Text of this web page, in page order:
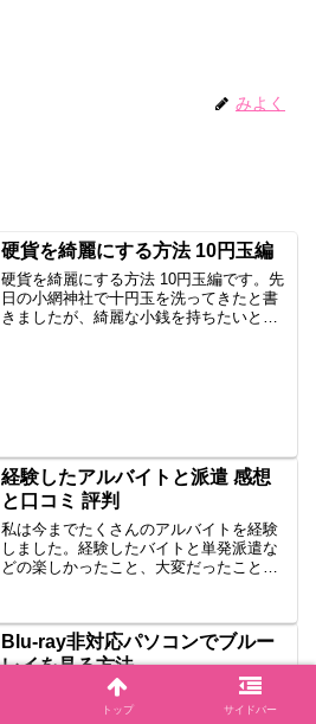
みよく
硬貨を綺麗にする方法 10円玉編
硬貨を綺麗にする方法 10円玉編です。先
日の小網神社で十円玉を洗ってきたと書
きましたが、綺麗な小銭を持ちたいと思
経験したアルバイトと派遣 感想
と口コミ 評判
私は今までたくさんのアルバイトを経験
しました。経験したバイトと単発派遣な
どの楽しかったこと、大変だったことを
貰えたこと大変だったこと：冷蔵庫の中
が寒い廃棄物のおにぎりで...
Blu-ray非対応パソコンでブルー
レイを見る方法
Blu-ray非対応パソコンでブルーレイを見
る方法です。こんばんは、みよくです。
トップ サイドバー